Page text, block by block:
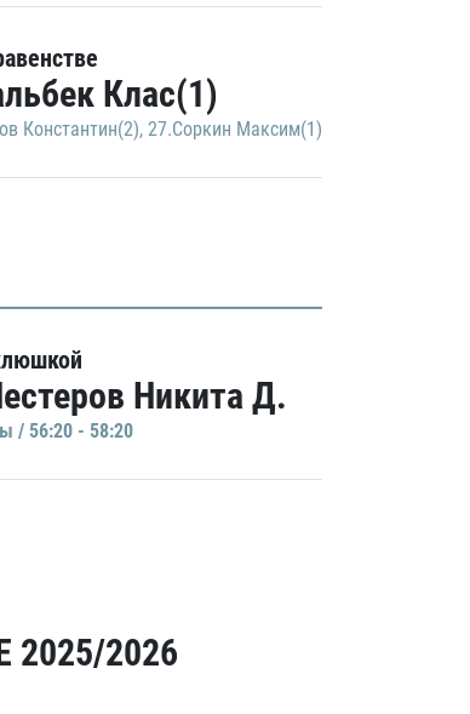
Клас(1)
Константин(2), 27.Соркин Максим(1)
Никита Д.
/ 56:20 - 58:20
2026